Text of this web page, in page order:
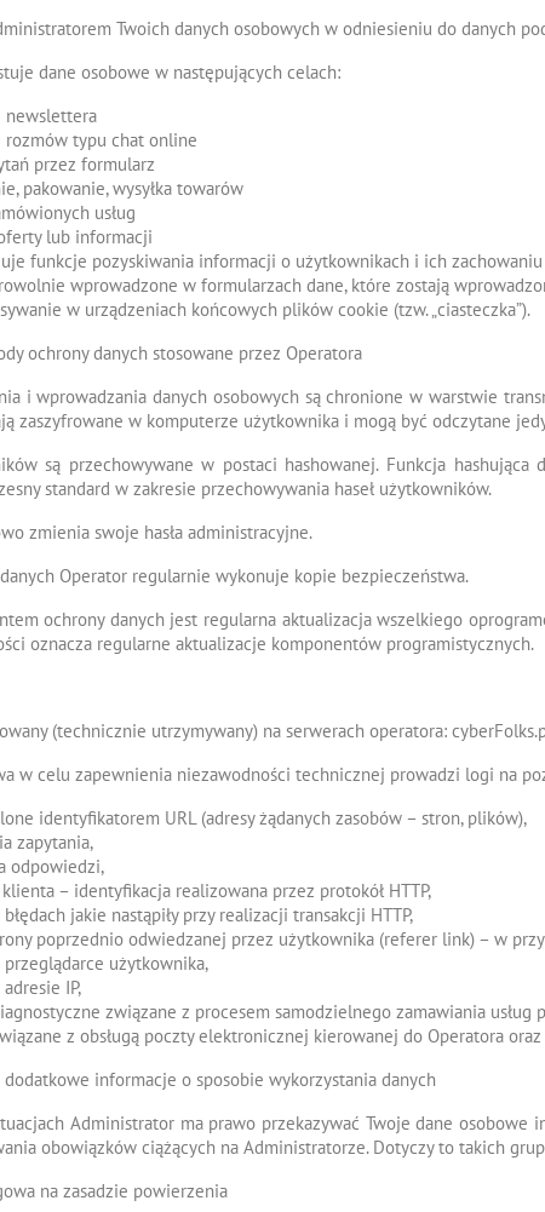
Twoich danych osobowych w odniesieniu do danych
dane osobowe w następujących celach:
newslettera
rozmów typu chat online
przez formularz
pakowanie, wysyłka towarów
usług
lub informacji
funkcje pozyskiwania informacji o użytkownikach i ich zachowaniu
wprowadzone w formularzach dane, które zostają
w urządzeniach końcowych plików cookie (tzw. „ciasteczka”).
ochrony danych stosowane przez Operatora
i wprowadzania danych osobowych są chronione w warstwie
zaszyfrowane w komputerze użytkownika i mogą być odczytane
są przechowywane w postaci hashowanej. Funkcja
standard w zakresie przechowywania haseł użytkowników.
zmienia swoje hasła administracyjne.
Operator regularnie wykonuje kopie bezpieczeństwa.
ochrony danych jest regularna aktualizacja wszelkiego
oznacza regularne aktualizacje komponentów programistycznych.
(technicznie utrzymywany) na serwerach operatora:
w celu zapewnienia niezawodności technicznej prowadzi logi na
identyfikatorem URL (adresy żądanych zasobów – stron, plików),
zapytania,
odpowiedzi,
– identyfikacja realizowana przez protokół HTTP,
jakie nastąpiły przy realizacji transakcji HTTP,
poprzednio odwiedzanej przez użytkownika (referer link) – w
użytkownika,
IP,
związane z procesem samodzielnego zamawiania usług
z obsługą poczty elektronicznej kierowanej do Operatora oraz
dodatkowe informacje o sposobie wykorzystania danych
Administrator ma prawo przekazywać Twoje dane
obowiązków ciążących na Administratorze. Dotyczy to takich
na zasadzie powierzenia